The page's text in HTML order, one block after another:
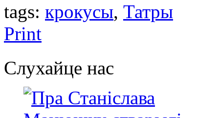
tags: крокусы, Татры
Print
Слухайце нас